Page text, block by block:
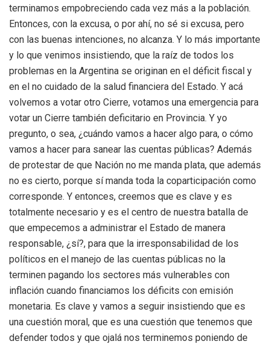
terminamos empobreciendo cada vez más a la población.
Entonces, con la excusa, o por ahí, no sé si excusa, pero
con las buenas intenciones, no alcanza. Y lo más importante
y lo que venimos insistiendo, que la raíz de todos los
problemas en la Argentina se originan en el déficit fiscal y
en el no cuidado de la salud financiera del Estado. Y acá
volvemos a votar otro Cierre, votamos una emergencia para
votar un Cierre también deficitario en Provincia. Y yo
pregunto, o sea, ¿cuándo vamos a hacer algo para, o cómo
vamos a hacer para sanear las cuentas públicas? Además
de protestar de que Nación no me manda plata, que además
no es cierto, porque sí manda toda la coparticipación como
corresponde. Y entonces, creemos que es clave y es
totalmente necesario y es el centro de nuestra batalla de
que empecemos a administrar el Estado de manera
responsable, ¿sí?, para que la irresponsabilidad de los
políticos en el manejo de las cuentas públicas no la
terminen pagando los sectores más vulnerables con
inflación cuando financiamos los déficits con emisión
monetaria. Es clave y vamos a seguir insistiendo que es
una cuestión moral, que es una cuestión que tenemos que
defender todos y que ojalá nos terminemos poniendo de